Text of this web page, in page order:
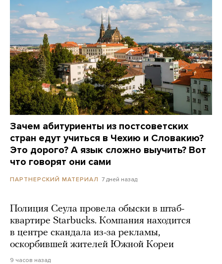
Зачем абитуриенты из постсоветских
стран едут учиться в Чехию и Словакию?
Это дорого? А язык сложно выучить? Вот
что говорят они сами
ПАРТНЕРСКИЙ МАТЕРИАЛ 7 дней назад
Полиция Сеула провела обыски в штаб-
квартире Starbucks. Компания находится
в центре скандала из-за рекламы,
оскорбившей жителей Южной Кореи
9 часов назад